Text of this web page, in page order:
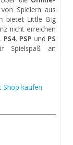
Spielern aus
bietet Little Big
nicht erreichen
, PS4, PSP und PS
Spielspaß an
Shop kaufen